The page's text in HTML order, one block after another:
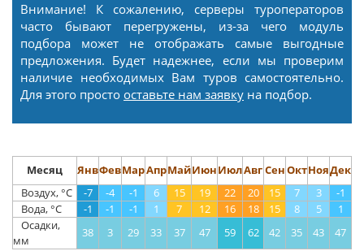
Внимание! К сожалению, серверы туроператоров
часто бывают перегружены, из-за чего модуль
подбора может не отображать самые выгодные
предложения. Будет надежнее, если мы проверим
наличие необходимых Вам туров самостоятельно.
Для этого просто оставьте нам заявку на подбор.
Месяц ЯнвФевМарАпрМайИюнИюлАвгСенОктНояДек
Воздух, °С
-7 -4 -1 6 15 19 22 20 15 7 3
-1
Вода, °С
-1 -1 -1 1 7 12 16 18 15 8 5
1
Осадки,
мм
38 3 29 33 37 47 59 62 42 35 43 47